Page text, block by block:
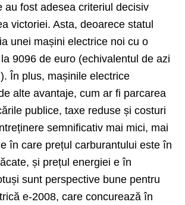
au fost adesea criteriul decisiv
victoriei. Asta, deoarece statul
unei mașini electrice noi cu o
9096 de euro (echivalentul de azi
În plus, mașinile electrice
alte avantaje, cum ar fi parcarea
publice, taxe reduse și costuri
semnificativ mai mici, mai
în care prețul carburantului este în
și prețul energiei e în
sunt perspective bune pentru
e-2008, care concurează în